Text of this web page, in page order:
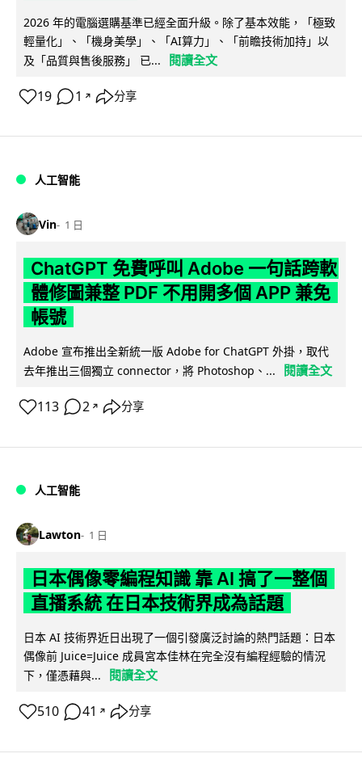
2026 年的電腦選購基準已經全面升級。除了基本效能，「極致
輕量化」、「機身美學」、「AI算力」、「前瞻技術加持」以
及「品質與售後服務」 已...
閱讀全文
19 1 ↗ 分享
人工智能
Vin 1 日
ChatGPT 免費呼叫 Adobe 一句話跨軟
體修圖兼整 PDF 不用開多個 APP 兼免
帳號
Adobe 宣布推出全新統一版 Adobe for ChatGPT 外掛，取代
去年推出三個獨立 connector，將 Photoshop、...
閱讀全文
113 2 ↗ 分享
人工智能
Lawton 1 日
日本偶像零編程知識 靠 AI 搞了一整個
直播系統 在日本技術界成為話題
日本 AI 技術界近日出現了一個引發廣泛討論的熱門話題：日本
偶像前 Juice=Juice 成員宮本佳林在完全沒有編程經驗的情況
下，僅憑藉與...
閱讀全文
510 41 ↗ 分享